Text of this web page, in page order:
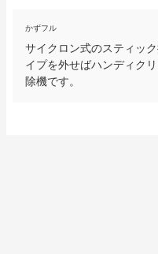
かずフル
サイクロン式のスティッ
イプを外せばハンディク
除機です。